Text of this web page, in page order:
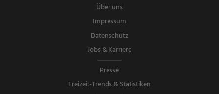
Über uns
Impressum
Datenschutz
Jobs & Karriere
Presse
Freizeit-Trends & Statistiken